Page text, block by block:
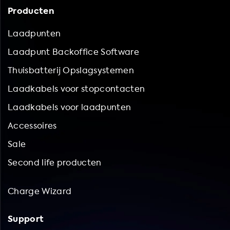
Producten
Laadpunten
Laadpunt Backoffice Software
Thuisbatterij Opslagsystemen
Laadkabels voor stopcontacten
Laadkabels voor laadpunten
Accessoires
Sale
Second life producten
Charge Wizard
Support